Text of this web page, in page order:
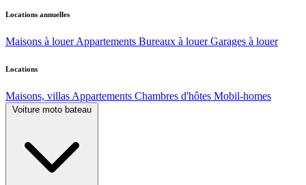
Locations annuelles
Maisons à louer Appartements Bureaux à louer Garages à louer
Locations
Maisons, villas Appartements Chambres d'hôtes Mobil-homes
Voiture moto bateau